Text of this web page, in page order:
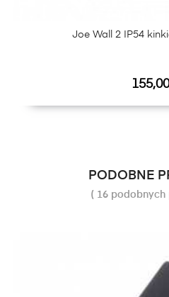
Joe Wall 2 IP54
Cena
PODOBNE
( 16 podobnych